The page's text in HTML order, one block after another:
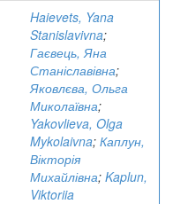
Haievets, Yana
Stanislavivna;
Гаєвець, Яна
Станіславівна;
Яковлєва, Ольга
Миколаївна;
Yakovlieva, Olga
Mykolaivna; Каплун,
Вікторія
Михайлівна; Kaplun,
Viktoriia